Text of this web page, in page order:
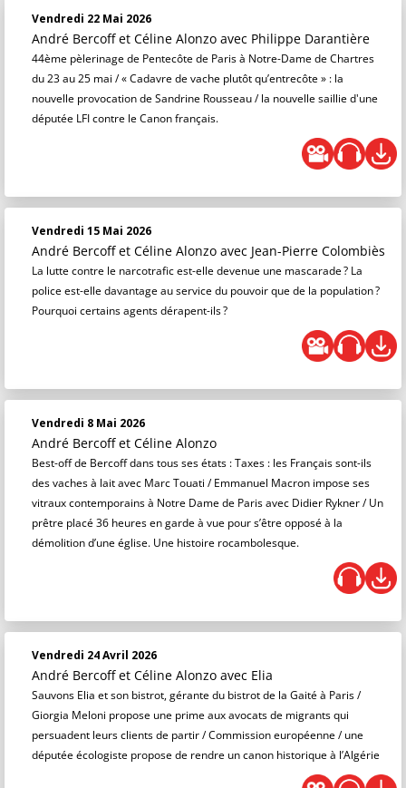
Vendredi 22 Mai 2026
André Bercoff et Céline Alonzo avec Philippe Darantière
44ème pèlerinage de Pentecôte de Paris à Notre-Dame de Chartres
du 23 au 25 mai / « Cadavre de vache plutôt qu’entrecôte » : la
nouvelle provocation de Sandrine Rousseau / la nouvelle saillie d'une
députée LFI contre le Canon français.
Vendredi 15 Mai 2026
André Bercoff et Céline Alonzo avec Jean-Pierre Colombiès
La lutte contre le narcotrafic est-elle devenue une mascarade ? La
police est-elle davantage au service du pouvoir que de la population ?
Pourquoi certains agents dérapent-ils ?
Vendredi 8 Mai 2026
André Bercoff et Céline Alonzo
Best-off de Bercoff dans tous ses états : Taxes : les Français sont-ils
des vaches à lait avec Marc Touati / Emmanuel Macron impose ses
vitraux contemporains à Notre Dame de Paris avec Didier Rykner / Un
prêtre placé 36 heures en garde à vue pour s’être opposé à la
démolition d’une église. Une histoire rocambolesque.
Vendredi 24 Avril 2026
André Bercoff et Céline Alonzo avec Elia
Sauvons Elia et son bistrot, gérante du bistrot de la Gaité à Paris /
Giorgia Meloni propose une prime aux avocats de migrants qui
persuadent leurs clients de partir / Commission européenne / une
députée écologiste propose de rendre un canon historique à l’Algérie